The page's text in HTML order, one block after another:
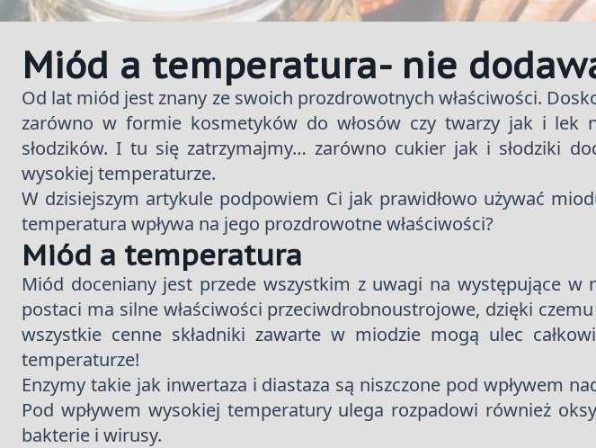
Miód a temperatura- nie
Od lat miód jest znany ze swoich prozdrowotnych właściwości.
zarówno w formie kosmetyków do włosów czy twarzy jak i lek
słodzików. I tu się zatrzymajmy… zarówno cukier jak i słodziki
wysokiej temperaturze.
W dzisiejszym artykule podpowiem Ci jak prawidłowo używać
temperatura wpływa na jego prozdrowotne właściwości?
Miód a temperatura
Miód doceniany jest przede wszystkim z uwagi na występujące
postaci ma silne właściwości przeciwdrobnoustrojowe, dzięki
wszystkie cenne składniki zawarte w miodzie mogą ulec
temperaturze!
Enzymy takie jak inwertaza i diastaza są niszczone pod wpływem
Pod wpływem wysokiej temperatury ulega rozpadowi również
bakterie i wirusy.